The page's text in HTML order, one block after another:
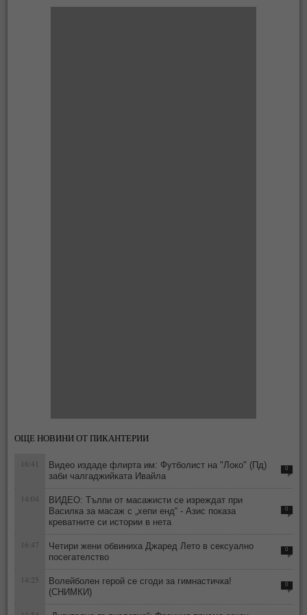
ОЩЕ НОВИНИ ОТ ПИКАНТЕРИИ
16:41
Видео издаде флирта им: Футболист на "Локо" (Пд)
заби чалгаджийката Ивайла
0
14:04
ВИДЕО: Тълпи от масажисти се изреждат при
Василка за масаж с „хепи енд“ - Азис показа
креватните си истории в нета
0
16:47
Четири жени обвиниха Джаред Лето в сексуално
посегателство
0
14:25
Волейболен герой се сгоди за гимнастичка!
(СНИМКИ)
0